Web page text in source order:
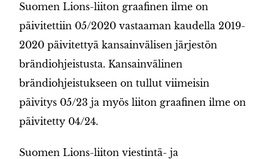
Suomen Lions-liiton graafinen ilme on
päivitettiin 05/2020 vastaaman kaudella 2019-
2020 päivitettyä kansainvälisen järjestön
brändiohjeistusta. Kansainvälinen
brändiohjeistukseen on tullut viimeisin
päivitys 05/23 ja myös liiton graafinen ilme on
päivitetty 04/24.
Suomen Lions-liiton viestintä- ja